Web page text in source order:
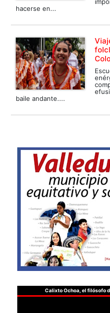
hacerse en...
baile andante....
Calixto Ochoa, el filósofo